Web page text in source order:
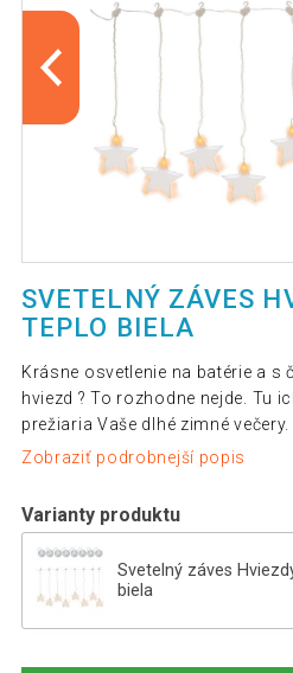
SVETELNÝ ZÁVES
TEPLO BIELA
Krásne osvetlenie na batérie a s
hviezd ? To rozhodne nejde. Tu
prežiaria Vaše dlhé zimné večery.
Zobraziť podrobnejší popis
Varianty produktu
Svetelný záves
biela
teplá biela, 2 ks